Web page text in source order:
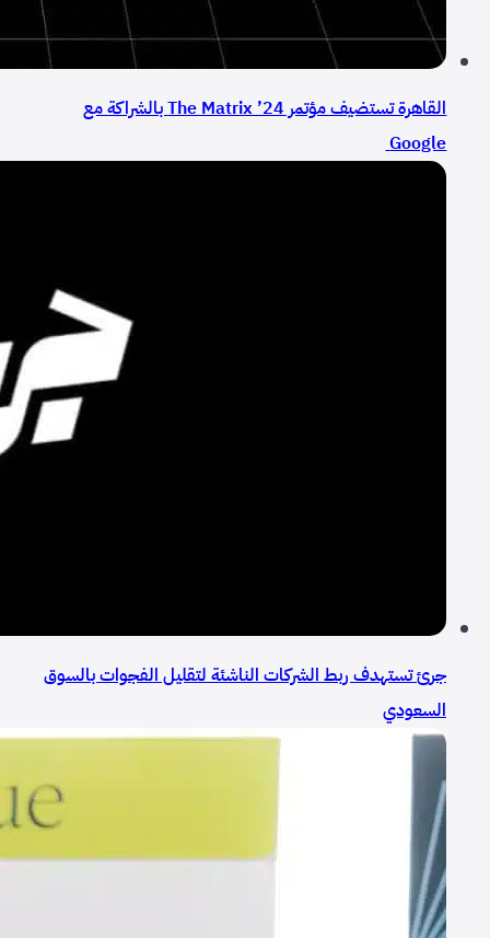
القاهرة تستضيف مؤتمر The Matrix ’24 بالشراكة مع
Google
جرئ تستهدف ربط الشركات الناشئة لتقليل الفجوات بالسوق
السعودي